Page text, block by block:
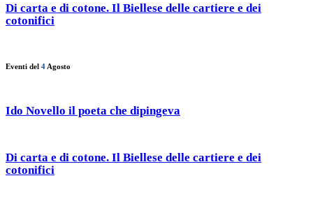
Di carta e di cotone. Il Biellese delle cartiere e dei
cotonifici
Eventi del 4 Agosto
Ido Novello il poeta che dipingeva
Di carta e di cotone. Il Biellese delle cartiere e dei
cotonifici